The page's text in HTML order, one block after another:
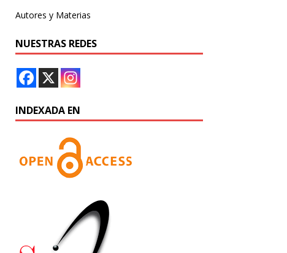
Autores y Materias
NUESTRAS REDES
INDEXADA EN